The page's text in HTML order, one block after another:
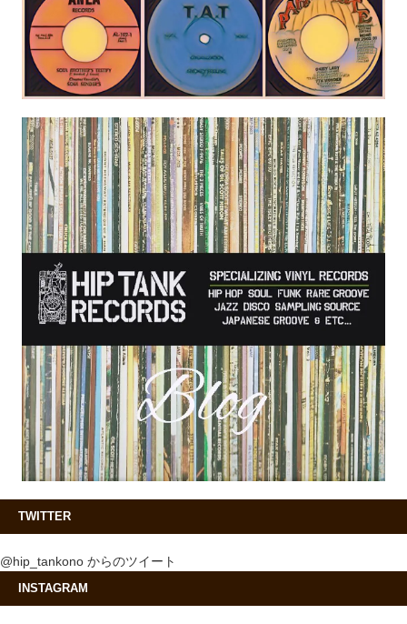
TWITTER
@hip_tankono からのツイート
INSTAGRAM